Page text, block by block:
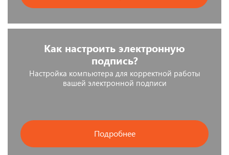
Как настроить электронную
подпись?
Настройка компьютера для корректной работы
вашей электронной подписи
Подробнее